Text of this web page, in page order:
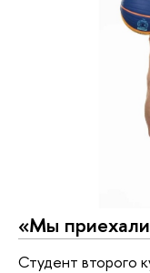
«Мы
Студент второго